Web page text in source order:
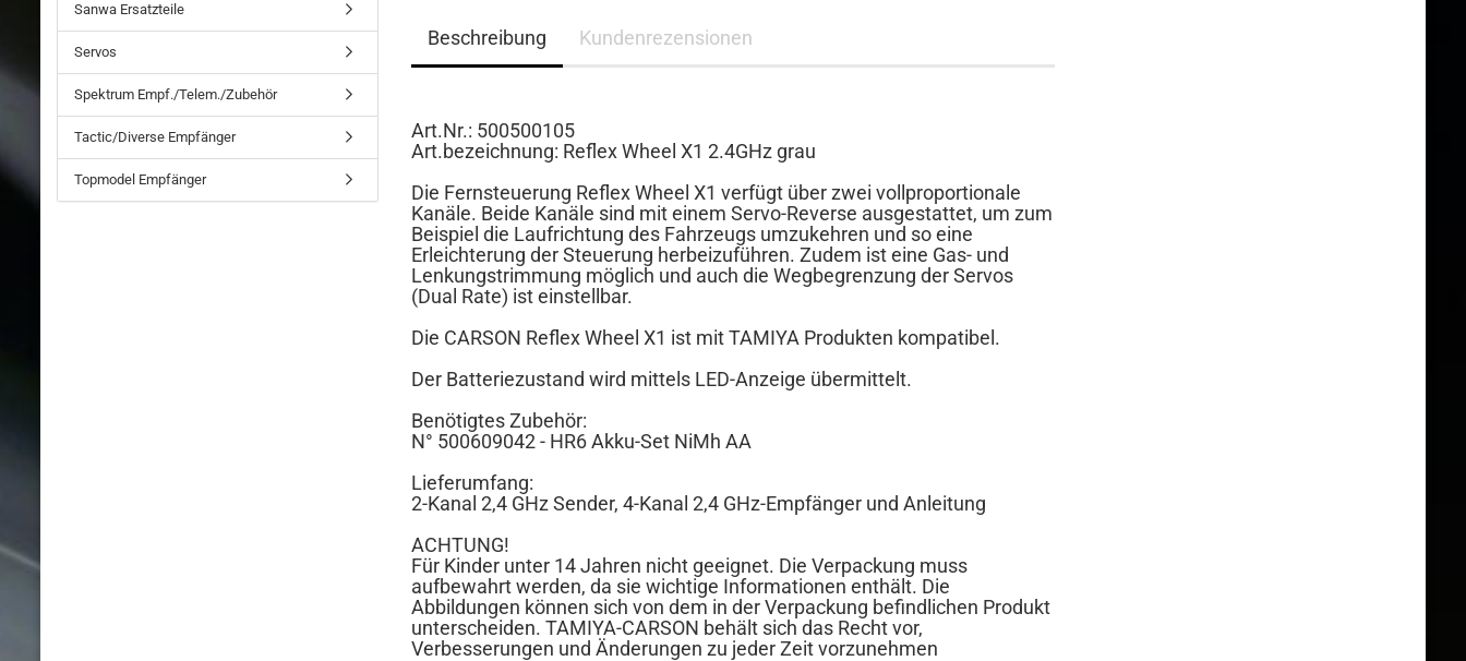
Beschreibung Kundenrezensionen
Art.Nr.: 500500105
Art.bezeichnung: Reflex Wheel X1 2.4GHz grau
Die Fernsteuerung Reflex Wheel X1 verfügt über zwei vollproportionale
Kanäle. Beide Kanäle sind mit einem Servo-Reverse ausgestattet, um zum
Beispiel die Laufrichtung des Fahrzeugs umzukehren und so eine
Erleichterung der Steuerung herbeizuführen. Zudem ist eine Gas- und
Lenkungstrimmung möglich und auch die Wegbegrenzung der Servos
(Dual Rate) ist einstellbar.
Die CARSON Reflex Wheel X1 ist mit TAMIYA Produkten kompatibel.
Der Batteriezustand wird mittels LED-Anzeige übermittelt.
Benötigtes Zubehör:
N° 500609042 - HR6 Akku-Set NiMh AA
Lieferumfang:
2-Kanal 2,4 GHz Sender, 4-Kanal 2,4 GHz-Empfänger und Anleitung
ACHTUNG!
Für Kinder unter 14 Jahren nicht geeignet. Die Verpackung muss
aufbewahrt werden, da sie wichtige Informationen enthält. Die
Abbildungen können sich von dem in der Verpackung befindlichen Produkt
unterscheiden. TAMIYA-CARSON behält sich das Recht vor,
Verbesserungen und Änderungen zu jeder Zeit vorzunehmen
Sanwa Ersatzteile
Servos
Spektrum Empf./Telem./Zubehör
Tactic/Diverse Empfänger
Topmodel Empfänger